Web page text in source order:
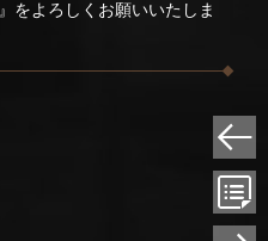
をよろしくお願いいたしま